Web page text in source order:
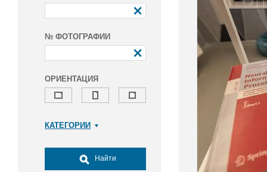
№ ФОТОГРАФИИ
ОРИЕНТАЦИЯ
КАТЕГОРИИ
Досуг, туризм и отдых
Найти